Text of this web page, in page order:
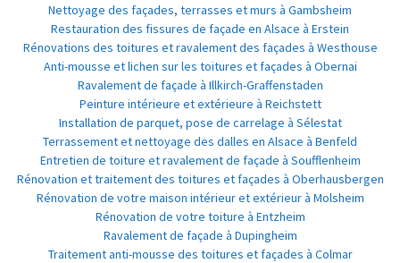
Nettoyage des façades, terrasses et murs à Gambsheim
Restauration des fissures de façade en Alsace à Erstein
Rénovations des toitures et ravalement des façades à Westhouse
Anti-mousse et lichen sur les toitures et façades à Obernai
Ravalement de façade à Illkirch-Graffenstaden
Peinture intérieure et extérieure à Reichstett
Installation de parquet, pose de carrelage à Sélestat
Terrassement et nettoyage des dalles en Alsace à Benfeld
Entretien de toiture et ravalement de façade à Soufflenheim
Rénovation et traitement des toitures et façades à Oberhausbergen
Rénovation de votre maison intérieur et extérieur à Molsheim
Rénovation de votre toiture à Entzheim
Ravalement de façade à Dupingheim
Traitement anti-mousse des toitures et façades à Colmar